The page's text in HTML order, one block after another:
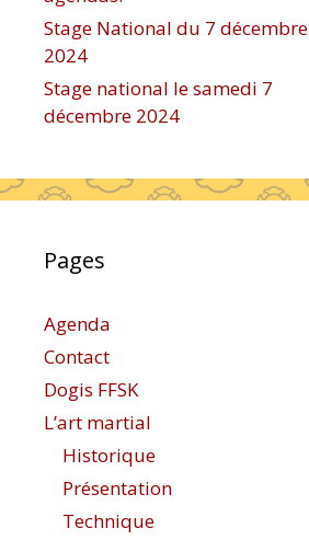
Stage National du 7 décembre
2024
Stage national le samedi 7
décembre 2024
Pages
Agenda
Contact
Dogis FFSK
L’art martial
Historique
Présentation
Technique